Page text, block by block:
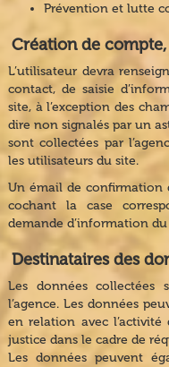
Prévention et lutte
Création de
L’utilisateur devra
contact, de saisie
site, à l’exception des
dire non signalés par un
sont collectées par
les utilisateurs du site.
Un émail de confirmation
cochant la case
demande d’information du
Destinataires des
Les données collectées
l’agence. Les données
en relation avec l’activité
justice dans le cadre de
Les données peuvent